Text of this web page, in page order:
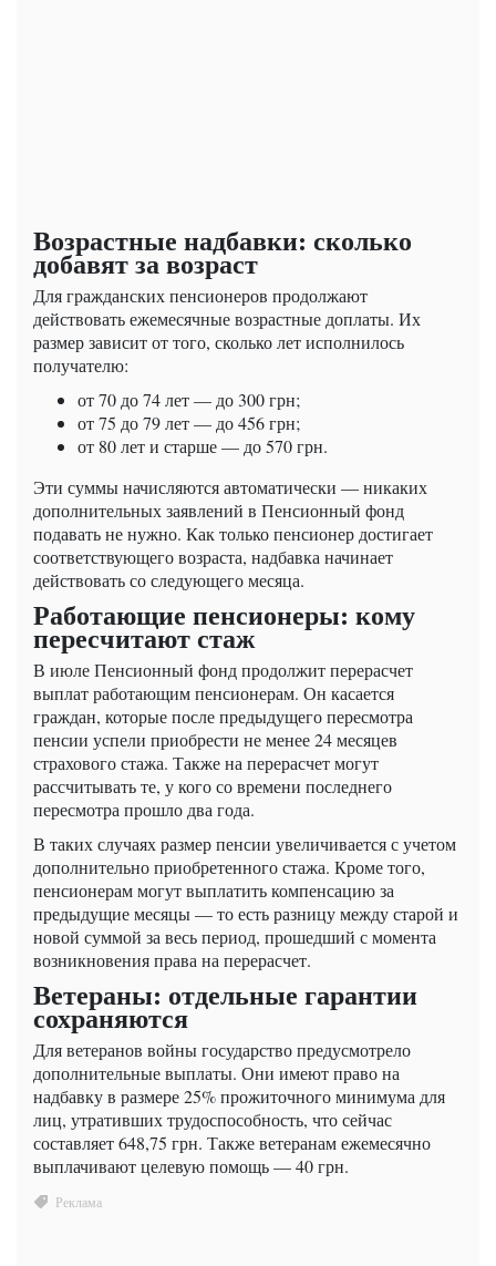
Возрастные надбавки: сколько
добавят за возраст
Для гражданских пенсионеров продолжают
действовать ежемесячные возрастные доплаты. Их
размер зависит от того, сколько лет исполнилось
получателю:
от 70 до 74 лет — до 300 грн;
от 75 до 79 лет — до 456 грн;
от 80 лет и старше — до 570 грн.
Эти суммы начисляются автоматически — никаких
дополнительных заявлений в Пенсионный фонд
подавать не нужно. Как только пенсионер достигает
соответствующего возраста, надбавка начинает
действовать со следующего месяца.
Работающие пенсионеры: кому
пересчитают стаж
В июле Пенсионный фонд продолжит перерасчет
выплат работающим пенсионерам. Он касается
граждан, которые после предыдущего пересмотра
пенсии успели приобрести не менее 24 месяцев
страхового стажа. Также на перерасчет могут
рассчитывать те, у кого со времени последнего
пересмотра прошло два года.
В таких случаях размер пенсии увеличивается с учетом
дополнительно приобретенного стажа. Кроме того,
пенсионерам могут выплатить компенсацию за
предыдущие месяцы — то есть разницу между старой и
новой суммой за весь период, прошедший с момента
возникновения права на перерасчет.
Ветераны: отдельные гарантии
сохраняются
Для ветеранов войны государство предусмотрело
дополнительные выплаты. Они имеют право на
надбавку в размере 25% прожиточного минимума для
лиц, утративших трудоспособность, что сейчас
составляет 648,75 грн. Также ветеранам ежемесячно
выплачивают целевую помощь — 40 грн.